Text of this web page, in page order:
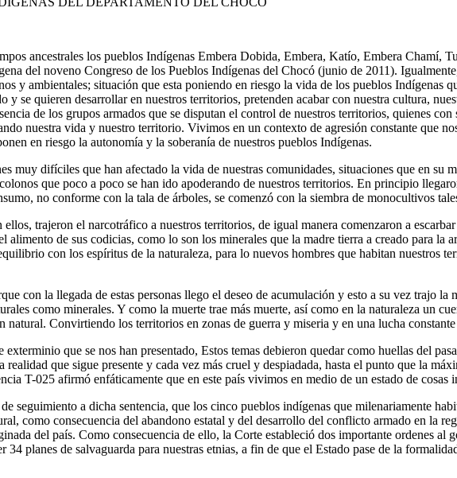
ancestrales los pueblos Indígenas Embera Dobida, Embera, Katío, Embera Chamí,
del noveno Congreso de los Pueblos Indígenas del Chocó (junio de 2011).
y ambientales; situación que esta poniendo en riesgo la vida de los pueblos Indígenas
y se quieren desarrollar en nuestros territorios, pretenden acabar con nuestra cultura,
de los grupos armados que se disputan el control de nuestros territorios, quienes
nuestra vida y nuestro territorio. Vivimos en un contexto de agresión constante que
en riesgo la autonomía y la soberanía de nuestros pueblos Indígenas.
muy difíciles que han afectado la vida de nuestras comunidades, situaciones que en su
que poco a poco se han ido apoderando de nuestros territorios. En principio
no conforme con la tala de árboles, se comenzó con la siembra de monocultivos
trajeron el narcotráfico a nuestros territorios, de igual manera comenzaron a
alimento de sus codicias, como lo son los minerales que la madre tierra a creado para la
con los espíritus de la naturaleza, para lo nuevos hombres que habitan nuestros
con la llegada de estas personas llego el deseo de acumulación y esto a su vez trajo
como minerales. Y como la muerte trae más muerte, así como en la naturaleza un
Convirtiendo los territorios en zonas de guerra y miseria y en una lucha
que se nos han presentado, Estos temas debieron quedar como huellas del
que sigue presente y cada vez más cruel y despiadada, hasta el punto que la
T-025 afirmó enfáticamente que en este país vivimos en medio de un estado de cosas
seguimiento a dicha sentencia, que los cinco pueblos indígenas que milenariamente
como consecuencia del abandono estatal y del desarrollo del conflicto armado en la
del país. Como consecuencia de ello, la Corte estableció dos importante ordenes al
planes de salvaguarda para nuestras etnias, a fin de que el Estado pase de la